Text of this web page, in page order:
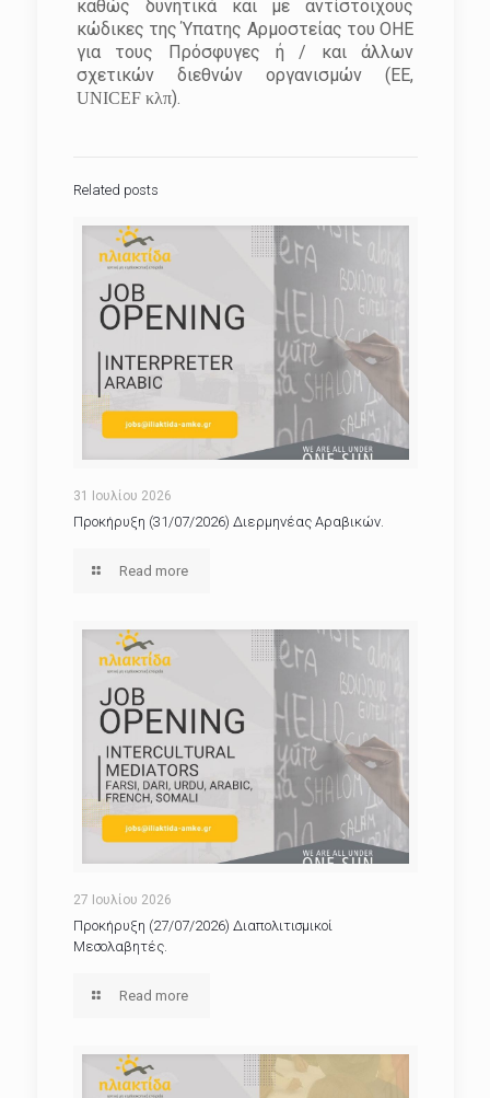
καθώς δυνητικά και με αντίστοιχους
κώδικες της Ύπατης Αρμοστείας του ΟΗΕ
για τους Πρόσφυγες ή / και άλλων
σχετικών διεθνών οργανισμών (ΕΕ,
UNICEF κλπ).
Related posts
31 Ιουλίου 2026
Προκήρυξη (31/07/2026) Διερμηνέας Αραβικών.
Read more
27 Ιουλίου 2026
Προκήρυξη (27/07/2026) Διαπολιτισμικοί
Μεσολαβητές.
Read more